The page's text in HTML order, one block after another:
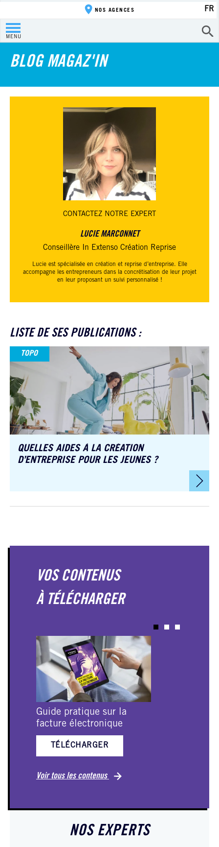
MENU
NOS AGENCES FR
BLOG MAGAZ'IN
CONTACTEZ NOTRE EXPERT
LUCIE MARCONNET
Conseillère In Extenso Création Reprise
Lucie est spécialisée en création et reprise d’entreprise. Elle
accompagne les entrepreneurs dans la concrétisation de leur projet
en leur proposant un suivi personnalisé !
LISTE DE SES PUBLICATIONS :
TOPO
QUELLES AIDES À LA CRÉATION
D’ENTREPRISE POUR LES JEUNES ?
VOS CONTENUS
À TÉLÉCHARGER
Guide pratique sur la
facture électronique
TÉLÉCHARGER
Voir tous les contenus
NOS EXPERTS